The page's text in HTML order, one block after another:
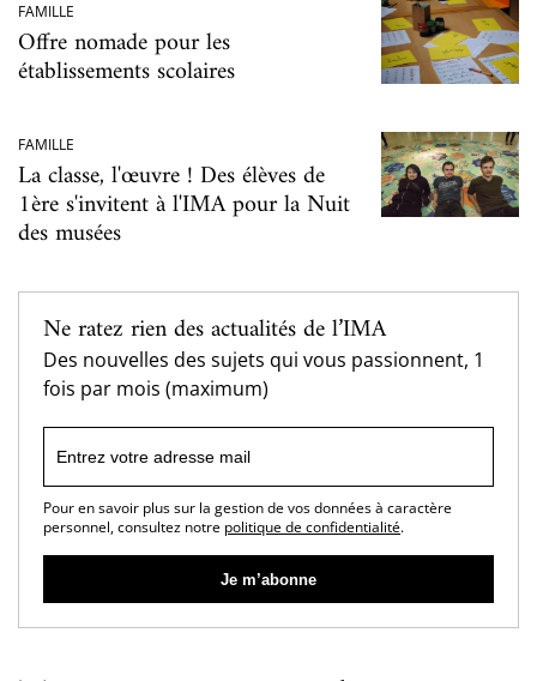
FAMILLE
Offre nomade pour les
établissements scolaires
FAMILLE
La classe, l'œuvre ! Des élèves de
1ère s'invitent à l'IMA pour la Nuit
des musées
Ne ratez rien des actualités de l’IMA
Des nouvelles des sujets qui vous passionnent, 1
fois par mois (maximum)
Pour en savoir plus sur la gestion de vos données à caractère
personnel, consultez notre politique de confidentialité.